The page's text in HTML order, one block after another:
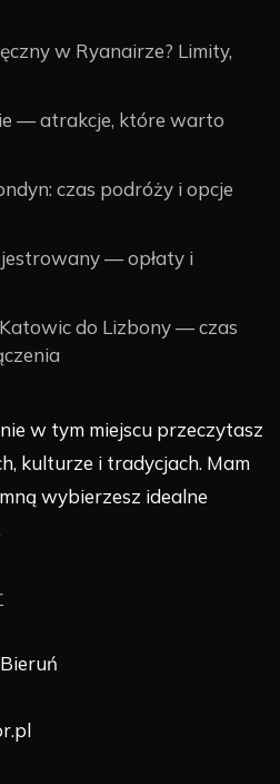
w Ryanairze? Limity,
— atrakcje, które warto
czas podróży i opcje
— opłaty i
do Lizbony — czas
w tym miejscu przeczytasz
kulturze i tradycjach. Mam
wybierzesz idealne